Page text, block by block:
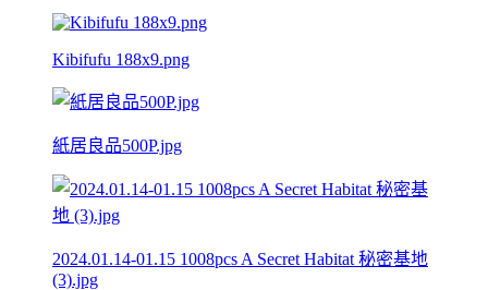
Kibifufu 188x9.png
紙居良品500P.jpg
2024.01.14-01.15 1008pcs A Secret Habitat 秘密基地
(3).jpg